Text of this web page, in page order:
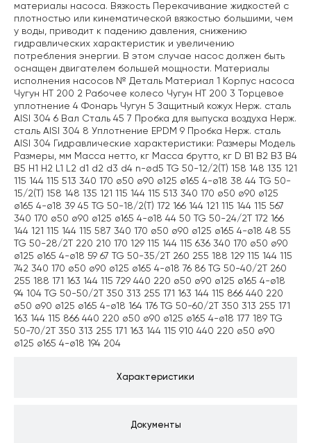
Характеристики
Документы
материалы насоса. Вязкость Перекачивание жидкостей с
плотностью или кинематической вязкостью большими, чем
у воды, приводит к падению давления, снижению
гидравлических характеристик и увеличению
потребления энергии. В этом случае насос должен быть
оснащен двигателем большей мощности. Материалы
исполнения насосов № Деталь Материал 1 Корпус насоса
Чугун HT 200 2 Рабочее колесо Чугун HT 200 3 Торцевое
уплотнение 4 Фонарь Чугун 5 Защитный кожух Нерж. сталь
AISI 304 6 Вал Сталь 45 7 Пробка для выпуска воздуха Нерж.
сталь AISI 304 8 Уплотнение EPDM 9 Пробка Нерж. сталь
AISI 304 Гидравлические характеристики: Размеры Модель
Размеры, мм Масса нетто, кг Масса брутто, кг D B1 B2 B3 B4
B5 H1 H2 L1 L2 d1 d2 d3 d4 n-ød5 TG 50-12/2(T) 158 148 135 121
115 144 115 513 340 170 ø50 ø90 ø125 ø165 4-ø18 38 44 TG 50-
15/2(T) 158 148 135 121 115 144 115 513 340 170 ø50 ø90 ø125
ø165 4-ø18 39 45 TG 50-18/2(T) 172 166 144 121 115 144 115 567
340 170 ø50 ø90 ø125 ø165 4-ø18 44 50 TG 50-24/2T 172 166
144 121 115 144 115 587 340 170 ø50 ø90 ø125 ø165 4-ø18 48 55
TG 50-28/2T 220 210 170 129 115 144 115 636 340 170 ø50 ø90
ø125 ø165 4-ø18 59 67 TG 50-35/2T 260 255 188 129 115 144 115
742 340 170 ø50 ø90 ø125 ø165 4-ø18 76 86 TG 50-40/2T 260
255 188 171 163 144 115 729 440 220 ø50 ø90 ø125 ø165 4-ø18
94 104 TG 50-50/2T 350 313 255 171 163 144 115 866 440 220
ø50 ø90 ø125 ø165 4-ø18 164 176 TG 50-60/2T 350 313 255 171
163 144 115 866 440 220 ø50 ø90 ø125 ø165 4-ø18 177 189 TG
50-70/2T 350 313 255 171 163 144 115 910 440 220 ø50 ø90
ø125 ø165 4-ø18 194 204